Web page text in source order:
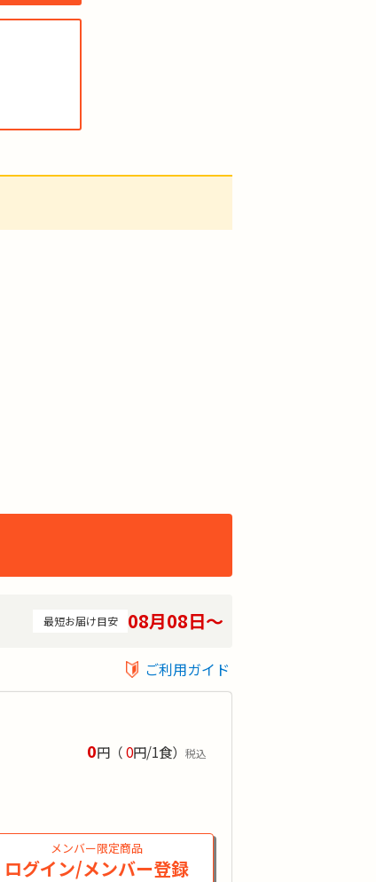
最短お届け目安 08月08日〜
ご利用ガイド
0円 （0円/1食） 税込
メンバー限定商品
ログイン/メンバー登録